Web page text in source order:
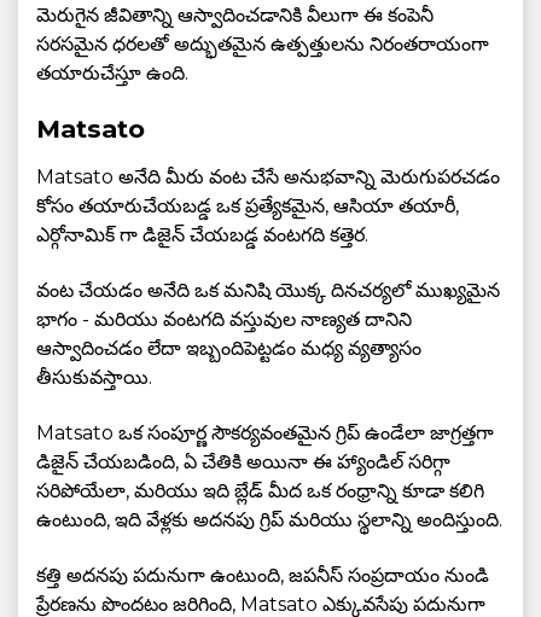
మెరుగైన జీవితాన్ని ఆస్వాదించడానికి వీలుగా ఈ కంపెనీ
సరసమైన ధరలతో అద్భుతమైన ఉత్పత్తులను నిరంతరాయంగా
తయారుచేస్తూ ఉంది.
Matsato
Matsato అనేది మీరు వంట చేసే అనుభవాన్ని మెరుగుపరచడం
కోసం తయారుచేయబడ్డ ఒక ప్రత్యేకమైన, ఆసియా తయారీ,
ఎర్గోనామిక్ గా డిజైన్ చేయబడ్డ వంటగది కత్తెర.
వంట చేయడం అనేది ఒక మనిషి యొక్క దినచర్యలో ముఖ్యమైన
భాగం - మరియు వంటగది వస్తువుల నాణ్యత దానిని
ఆస్వాదించడం లేదా ఇబ్బందిపెట్టడం మధ్య వ్యత్యాసం
తీసుకువస్తాయి.
Matsato ఒక సంపూర్ణ సౌకర్యవంతమైన గ్రిప్ ఉండేలా జాగ్రత్తగా
డిజైన్ చేయబడింది, ఏ చేతికి అయినా ఈ హ్యాండిల్ సరిగ్గా
సరిపోయేలా, మరియు ఇది బ్లేడ్ మీద ఒక రంధ్రాన్ని కూడా కలిగి
ఉంటుంది, ఇది వేళ్లకు అదనపు గ్రిప్ మరియు స్థలాన్ని అందిస్తుంది.
కత్తి అదనపు పదునుగా ఉంటుంది, జపనీస్ సంప్రదాయం నుండి
ప్రేరణను పొందటం జరిగింది, Matsato ఎక్కువసేపు పదునుగా